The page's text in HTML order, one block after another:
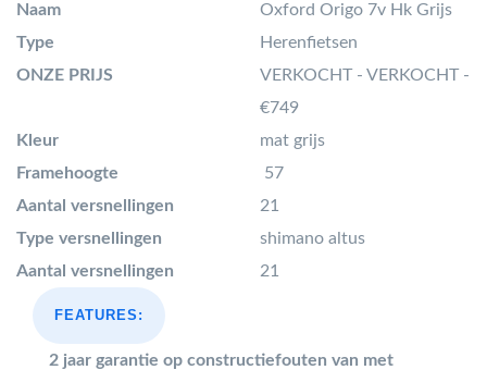
Naam
Oxford Origo 7v Hk Grijs
Type
Herenfietsen
ONZE PRIJS
VERKOCHT - VERKOCHT -
€749
Kleur
mat grijs
Framehoogte
57
Aantal versnellingen
21
Type versnellingen
shimano altus
Aantal versnellingen
21
FEATURES:
2 jaar garantie op constructiefouten van met